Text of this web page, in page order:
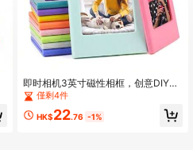
即时相机3英寸磁性相框，创意DIY多
功能组合展示架，多色磁性奇特小相
框，拼图组装相框展示，冰箱贴趣味
小相框，适用于迷你
僅剩4件
HK$22.76 -1%